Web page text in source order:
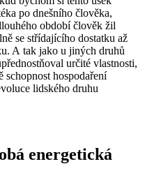
po dnešního člověka,
období člověk žil
se střídajícího dostatku až
A tak jako u jiných druhů
určité vlastnosti,
schopnost hospodaření
lidského druhu
energetická